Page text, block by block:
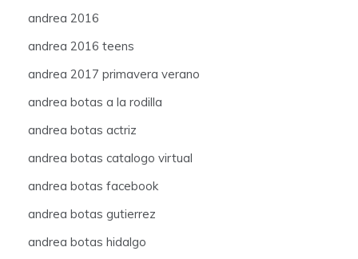
andrea 2016
andrea 2016 teens
andrea 2017 primavera verano
andrea botas a la rodilla
andrea botas actriz
andrea botas catalogo virtual
andrea botas facebook
andrea botas gutierrez
andrea botas hidalgo